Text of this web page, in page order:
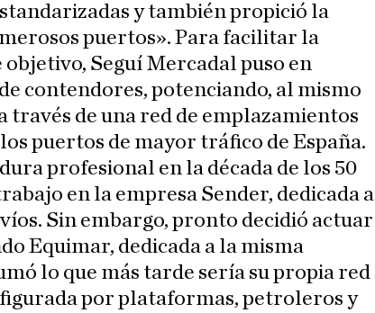
y también propició la
puertos». Para facilitar la
objetivo, Seguí Mercadal puso en
contendores, potenciando, al mismo
través de una red de emplazamientos
puertos de mayor tráfico de España.
profesional en la década de los 50
en la empresa Sender, dedicada a
Sin embargo, pronto decidió actuar
Equimar, dedicada a la misma
lo que más tarde sería su propia red
por plataformas, petroleros y